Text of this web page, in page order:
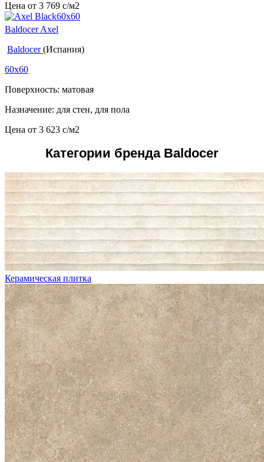
Цена от 3 769 c/м2
Baldocer Axel
Baldocer(Испания)
60x60
Поверхность: матовая
Назначение: для стен, для пола
Цена от 3 623 c/м2
Категории бренда Baldocer
Керамическая плитка